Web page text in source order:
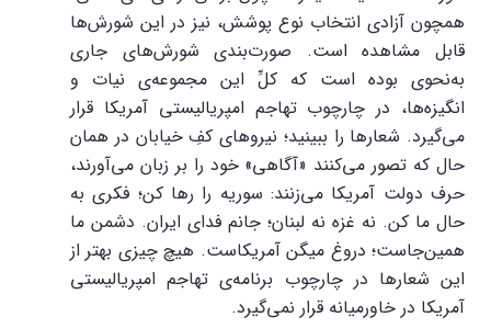
همچون آزادی انتخاب نوع پوشش، نیز در این شورش‌ها
قابل مشاهده است. صورت‌بندی شورش‌های جاری
به‌نحوی بوده است که کلِّ این مجموعه‌ی نیات و
انگیزه‌ها، در چارچوب تهاجم امپریالیستی آمریکا قرار
می‌گیرد. شعارها را ببینید؛ نیروهای کفِ خیابان در همان
حال که تصور می‌کنند «آگاهی» خود را بر زبان می‌آورند،
حرف دولت آمریکا می‌زنند: سوریه را رها کن؛ فکری به
حال ما کن. نه غزه نه لبنان؛ جانم فدای ایران. دشمن ما
همین‌جاست؛ دروغ میگن آمریکاست. هیچ چیزی بهتر از
این شعارها در چارچوب برنامه‌ی تهاجم امپریالیستی
آمریکا در خاورمیانه قرار نمی‌گیرد.